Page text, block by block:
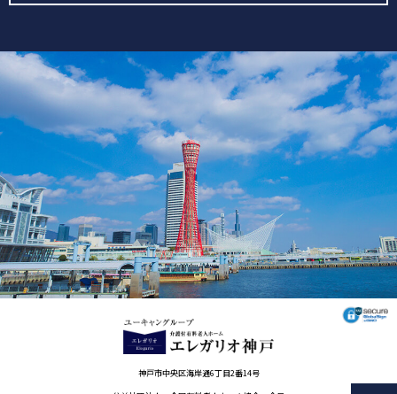
神戸市中央区海岸通6丁目2番14号